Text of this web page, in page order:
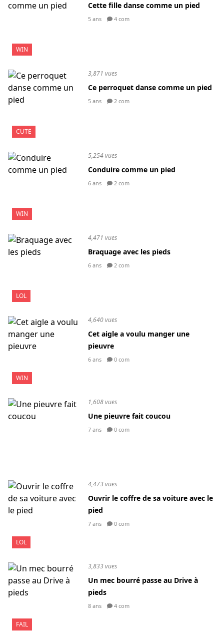
WIN
Cette fille danse comme un pied
5 ans 4 com
CUTE
3,871 vues
Ce perroquet danse comme un pied
5 ans 2 com
WIN
5,254 vues
Conduire comme un pied
6 ans 2 com
LOL
4,471 vues
Braquage avec les pieds
6 ans 2 com
WIN
4,640 vues
Cet aigle a voulu manger une
pieuvre
6 ans 0 com
1,608 vues
Une pieuvre fait coucou
7 ans 0 com
LOL
4,473 vues
Ouvrir le coffre de sa voiture avec le
pied
7 ans 0 com
FAIL
3,833 vues
Un mec bourré passe au Drive à
pieds
8 ans 4 com